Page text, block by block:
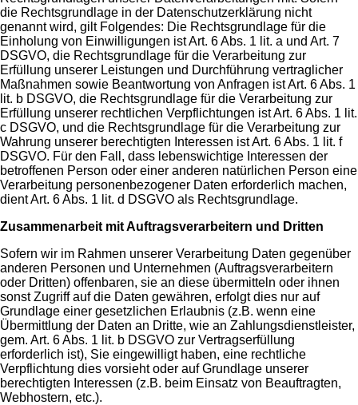
die Rechtsgrundlage in der Datenschutzerklärung nicht
genannt wird, gilt Folgendes: Die Rechtsgrundlage für die
Einholung von Einwilligungen ist Art. 6 Abs. 1 lit. a und Art. 7
DSGVO, die Rechtsgrundlage für die Verarbeitung zur
Erfüllung unserer Leistungen und Durchführung vertraglicher
Maßnahmen sowie Beantwortung von Anfragen ist Art. 6 Abs. 1
lit. b DSGVO, die Rechtsgrundlage für die Verarbeitung zur
Erfüllung unserer rechtlichen Verpflichtungen ist Art. 6 Abs. 1 lit.
c DSGVO, und die Rechtsgrundlage für die Verarbeitung zur
Wahrung unserer berechtigten Interessen ist Art. 6 Abs. 1 lit. f
DSGVO. Für den Fall, dass lebenswichtige Interessen der
betroffenen Person oder einer anderen natürlichen Person eine
Verarbeitung personenbezogener Daten erforderlich machen,
dient Art. 6 Abs. 1 lit. d DSGVO als Rechtsgrundlage.
Zusammenarbeit mit Auftragsverarbeitern und Dritten
Sofern wir im Rahmen unserer Verarbeitung Daten gegenüber
anderen Personen und Unternehmen (Auftragsverarbeitern
oder Dritten) offenbaren, sie an diese übermitteln oder ihnen
sonst Zugriff auf die Daten gewähren, erfolgt dies nur auf
Grundlage einer gesetzlichen Erlaubnis (z.B. wenn eine
Übermittlung der Daten an Dritte, wie an Zahlungsdienstleister,
gem. Art. 6 Abs. 1 lit. b DSGVO zur Vertragserfüllung
erforderlich ist), Sie eingewilligt haben, eine rechtliche
Verpflichtung dies vorsieht oder auf Grundlage unserer
berechtigten Interessen (z.B. beim Einsatz von Beauftragten,
Webhostern, etc.).